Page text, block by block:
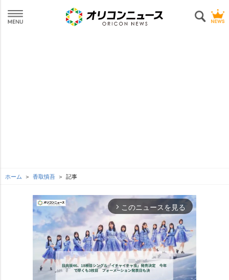
ホーム 香取慎吾 記事
arrow_forward_ios このニュースを見る